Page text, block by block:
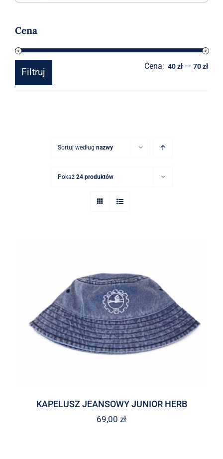
Kontakt
Cena
Filtruj
Cena: 40 zł —70 zł
Sortuj według nazwy
Pokaż 24 produktów
KAPELUSZ JEANSOWY JUNIOR HERB
69,00 zł